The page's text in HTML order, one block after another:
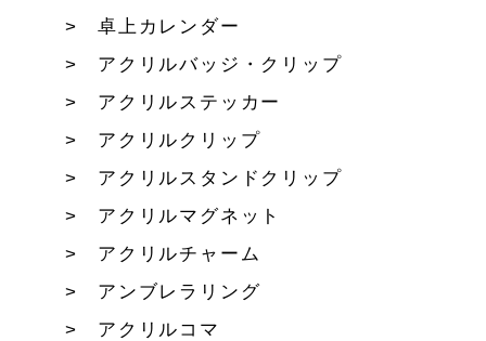
卓上カレンダー
アクリルバッジ・クリップ
アクリルステッカー
アクリルクリップ
アクリルスタンドクリップ
アクリルマグネット
アクリルチャーム
アンブレラリング
アクリルコマ